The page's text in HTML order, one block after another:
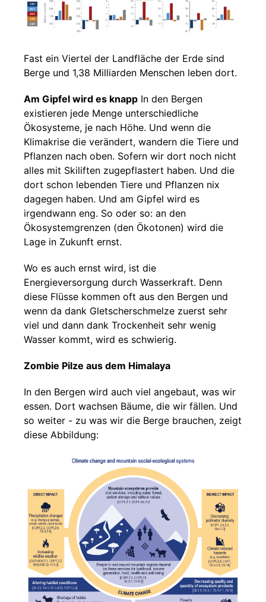
Fast ein Viertel der Landfläche der Erde sind
Berge und 1,38 Milliarden Menschen leben dort.
Am Gipfel wird es knapp In den Bergen
existieren jede Menge unterschiedliche
Ökosysteme, je nach Höhe. Und wenn die
Klimakrise die verändert, wandern die Tiere und
Pflanzen nach oben. Sofern wir dort noch nicht
alles mit Skiliften zugepflastert haben. Und die
dort schon lebenden Tiere und Pflanzen nix
dagegen haben. Und am Gipfel wird es
irgendwann eng. So oder so: an den
Ökosystemgrenzen (den Ökotonen) wird die
Lage in Zukunft ernst.
Wo es auch ernst wird, ist die
Energieversorgung durch Wasserkraft. Denn
diese Flüsse kommen oft aus den Bergen und
wenn da dank Gletscherschmelze zuerst sehr
viel und dann dank Trockenheit sehr wenig
Wasser kommt, wird es schwierig.
Zombie Pilze aus dem Himalaya
In den Bergen wird auch viel angebaut, was wir
essen. Dort wachsen Bäume, die wir fällen. Und
so weiter - zu was wir die Berge brauchen, zeigt
diese Abbildung: